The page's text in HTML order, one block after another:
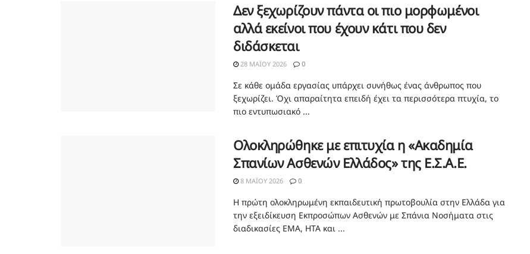
Δεν ξεχωρίζουν πάντα οι πιο μορφωμένοι
αλλά εκείνοι που έχουν κάτι που δεν
διδάσκεται
28 ΜΑΪ́ΟΥ 2026 0
Σε κάθε ομάδα εργασίας υπάρχει συνήθως ένας άνθρωπος που
ξεχωρίζει. Όχι απαραίτητα επειδή έχει τα περισσότερα πτυχία, το
πιο εντυπωσιακό ...
Ολοκληρώθηκε με επιτυχία η «Ακαδημία
Σπανίων Ασθενών Ελλάδος» της Ε.Σ.Α.Ε.
8 ΜΑΪ́ΟΥ 2026 0
Η πρώτη ολοκληρωμένη εκπαιδευτική πρωτοβουλία στην Ελλάδα για
την εξειδίκευση Εκπροσώπων Ασθενών με Σπάνια Νοσήματα στις
διαδικασίες EMA, HTA και ...